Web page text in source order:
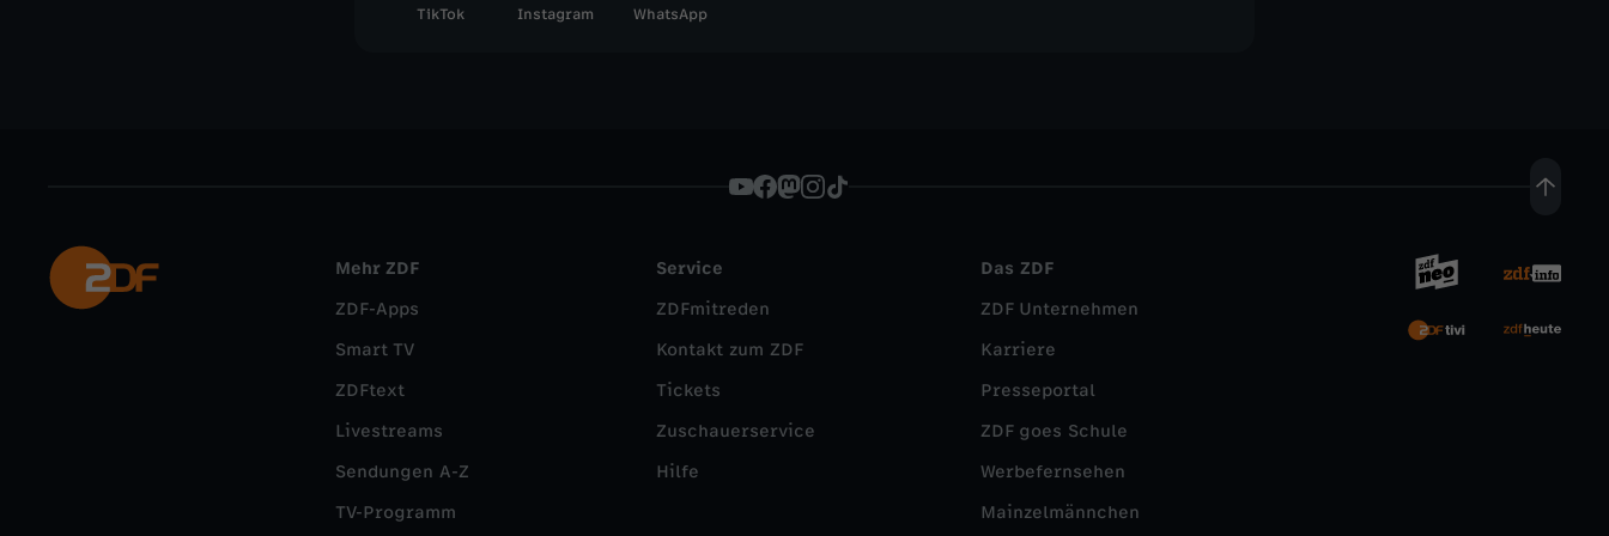
TikTok Instagram WhatsApp
Mehr ZDF
ZDF-Apps
Smart TV
ZDFtext
Livestreams
Sendungen A-Z
TV-Programm
Service
ZDFmitreden
Kontakt zum ZDF
Tickets
Zuschauerservice
Hilfe
Das ZDF
ZDF Unternehmen
Karriere
Presseportal
ZDF goes Schule
Werbefernsehen
Mainzelmännchen